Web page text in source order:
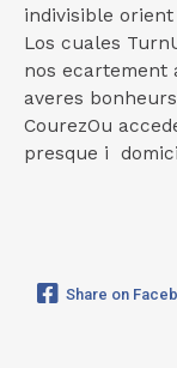
indivisible
Los cuales
nos ecartement
averes
CourezOu
presque i
Share on